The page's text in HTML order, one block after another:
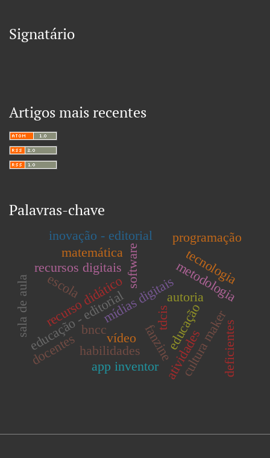
Signatário
Artigos mais recentes
Palavras-chave
educação
vídeo
recurso didáticomídias digitais
fanzine
software
recursos digitais
bncc tdcis
habilidades atividades
inovação - editorial
educação - editorial
metodologia
sala de aula
cultura maker
matemática tecnologia
app inventor
programação
deficientes
escola
docentes
autoria